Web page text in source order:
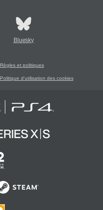
Bluesky
Règles et politiques
Politique d'utilisation des cookies